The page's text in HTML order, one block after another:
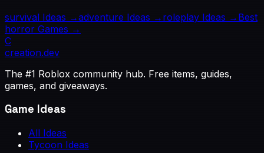
survival Ideas →adventure Ideas → roleplay Ideas → Best
horror Games →
C
creation.dev
The #1 Roblox community hub. Free items, guides,
games, and giveaways.
Game Ideas
All Ideas
Tycoon Ideas